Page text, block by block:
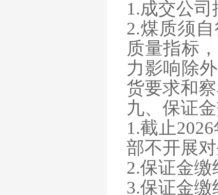
1.成交公
2.煤质须
质量指标
力影响除
货要求和
九、保证
1.截止
部不开展
2.保证金缴
3.保证金